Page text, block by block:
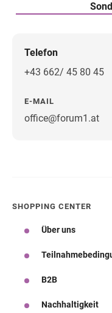
Telefon
+43 662/ 45 80 45
E-MAIL
office@forum1.at
SHOPPING CENTER
Über uns
B2B
Nachhaltigkeit